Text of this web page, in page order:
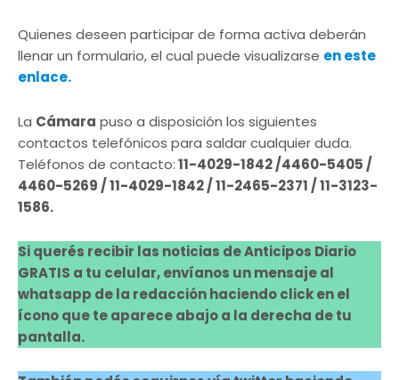
Quienes deseen participar de forma activa deberán
llenar un formulario, el cual puede visualizarse en este
enlace.
La Cámara puso a disposición los siguientes
contactos telefónicos para saldar cualquier duda.
Teléfonos de contacto:11-4029-1842 /4460-5405 /
4460-5269 / 11-4029-1842 / 11-2465-2371 / 11-3123-
1586.
Si querés recibir las noticias de Anticipos Diario
GRATIS a tu celular, envíanos un mensaje al
whatsapp de la redacción haciendo click en el
ícono que te aparece abajo a la derecha de tu
pantalla.